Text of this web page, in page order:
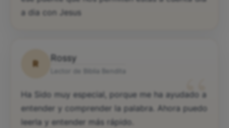
a dia con Jesus
R
Rossy
“
Ha Sido muy especial, porque me ha ayudado a
entender y comprender la palabra. Ahora puedo
leerla y entender más rápido.